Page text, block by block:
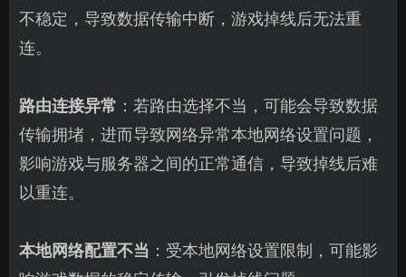
不稳定，导致数据传输中断，游戏掉线后无法重
连。
路由连接异常 ：若路由选择不当，可能会导致数据
传输拥堵，进而导致网络异常本地网络设置问题，
影响游戏与服务器之间的正常通信，导致掉线后难
以重连。
本地网络配置不当 ：受本地网络设置限制，可能影